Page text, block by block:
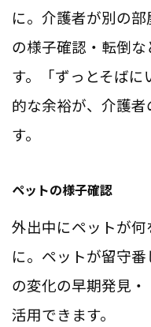
に。介護者が別の
の様子確認・転倒
す。「ずっとそば
的な余裕が、介護
す。
ペットの様子確認
外出中にペットが
に。ペットが留守
の変化の早期発見
活用できます。